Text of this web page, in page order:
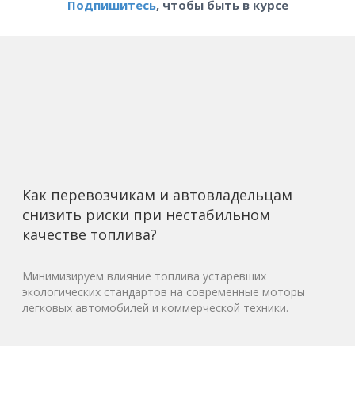
Подпишитесь, чтобы быть в курсе
Как перевозчикам и автовладельцам
снизить риски при нестабильном
качестве топлива?
Минимизируем влияние топлива устаревших
экологических стандартов на современные моторы
легковых автомобилей и коммерческой техники.